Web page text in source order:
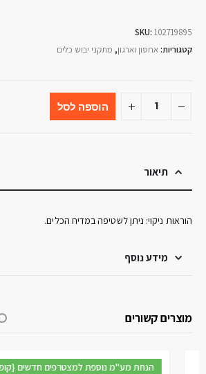
SKU: 102719895
קטגוריות:אחסון וארגון, מתקני יבוש כלים
הוספה לסל
תיאור
הוראות ניקוי: ניתן לשטיפה במדיח הכלים.
מידע נוסף
מוצרים קשורים
{BF17 קופון} הנחת מע"מ נוספת למצטרפים חדשים